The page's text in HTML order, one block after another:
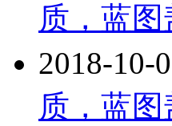
质，蓝
2018-10-
质，蓝